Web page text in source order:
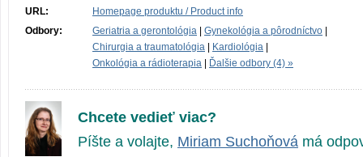
URL:
Homepage produktu / Product info
Odbory:
Geriatria a gerontológia Gynekológia a pôrodníctvo
Chirurgia a traumatológia
Kardiológia
Onkológia a rádioterapia
Ďalšie odbory (4) »
Chcete vedieť viac?
Píšte a volajte, Miriam Suchoňová má